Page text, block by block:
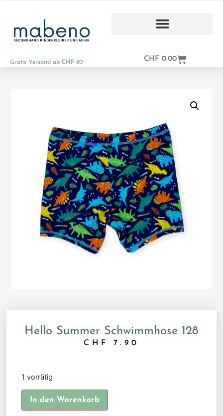
Gratis Versand ab CHF 80 CHF 0.00
Hello Summer Schwimmhose 128
CHF 7.90
1 vorrätig
In den Warenkorb